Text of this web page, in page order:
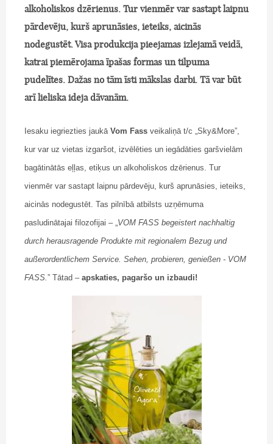
alkoholiskos dzērienus. Tur vienmēr var sastapt laipnu
pārdevēju, kurš aprunāsies, ieteiks, aicinās
nodegustēt. Visa produkcija pieejamas izlejamā veidā,
katrai piemērojama īpašas formas un tilpuma
pudelītes. Dažas no tām īsti mākslas darbi. Tā var būt
arī lieliska ideja dāvanām.
Iesaku iegriezties jaukā Vom Fass veikaliņā t/c „Sky&More”,
kur var uz vietas izgaršot, izvēlēties un iegādāties garšvielām
bagātinātās eļļas, etiķus un alkoholiskos dzērienus. Tur
vienmēr var sastapt laipnu pārdevēju, kurš aprunāsies, ieteiks,
aicinās nodegustēt. Tas pilnībā atbilsts uzņēmuma
pasludinātajai filozofijai – „ VOM FASS begeistert nachhaltig
durch herausragende Produkte mit regionalem Bezug und
außerordentlichem Service. Sehen, probieren, genießen - VOM
FASS. ” Tātad – apskaties, pagaršo un izbaudi!